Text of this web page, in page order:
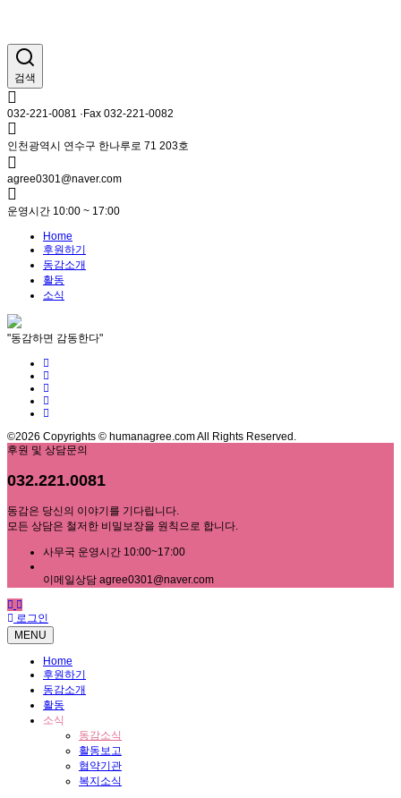
검색
032-221-0081 ·Fax 032-221-0082
인천광역시 연수구 한나루로 71 203호
agree0301@naver.com
운영시간 10:00 ~ 17:00
Home
후원하기
동감소개
활동
소식
"동감하면 감동한다"
©2026 Copyrights © humanagree.com All Rights Reserved.
후원 및 상담문의
032.221.0081
동감은 당신의 이야기를 기다립니다.
모든 상담은 철저한 비밀보장을 원칙으로 합니다.
사무국 운영시간 10:00~17:00
이메일상담 agree0301@naver.com
로그인
MENU
Home
후원하기
동감소개
활동
소식
동감소식
활동보고
협약기관
복지소식